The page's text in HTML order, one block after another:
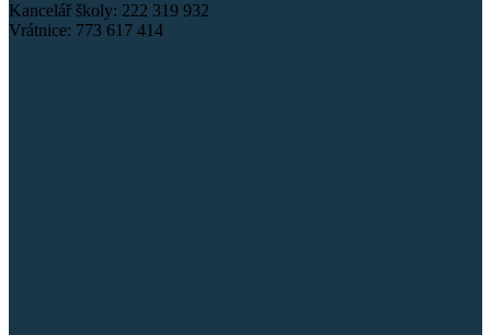
Kancelář školy: 222 319 932
Vrátnice: 773 617 414